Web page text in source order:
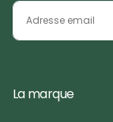
EMAIL
La marque